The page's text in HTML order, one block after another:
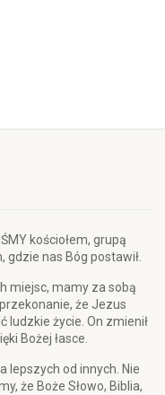
kościołem, grupą
nas Bóg postawił.
miejsc, mamy za sobą
że Jezus
ludzkie życie. On zmienił
Bożej łasce.
lepszych od innych. Nie
że Boże Słowo, Biblia,